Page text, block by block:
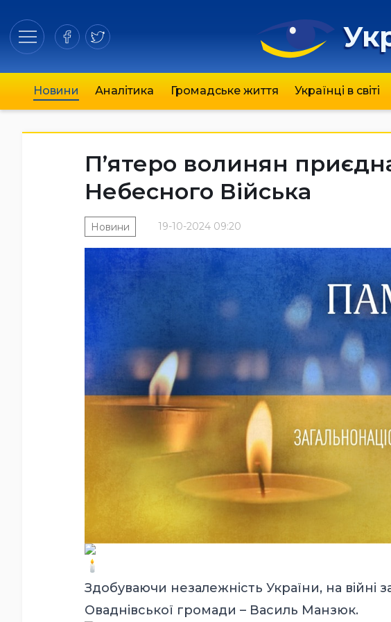
Новини Аналітика Громадське життя Українці в світі
П’ятеро волинян
Небесного Війська
19-10-2024 09:20
Новини
Здобуваючи незалежність України, на війні
Оваднівської громади – Василь Манзюк.